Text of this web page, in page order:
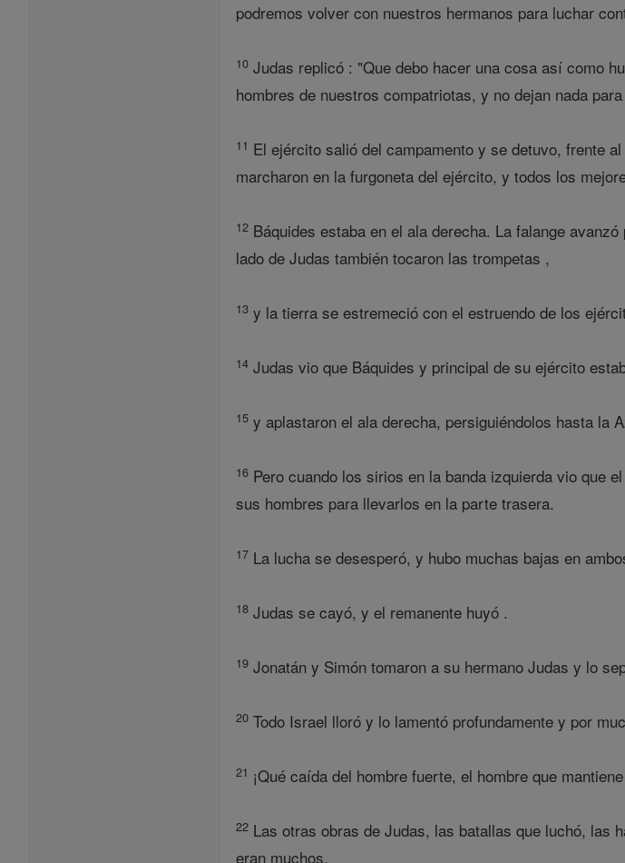
podremos volver con nuestros hermanos para luchar
10 Judas replicó : "Que debo hacer una cosa así como
hombres de nuestros compatriotas, y no dejan nada
11 El ejército salió del campamento y se detuvo, frente
marcharon en la furgoneta del ejército, y todos los
12 Báquides estaba en el ala derecha. La falange
lado de Judas también tocaron las trompetas ,
13 y la tierra se estremeció con el estruendo de los
14 Judas vio que Báquides y principal de su ejército
15 y aplastaron el ala derecha, persiguiéndolos hasta la
16 Pero cuando los sirios en la banda izquierda vio que
sus hombres para llevarlos en la parte trasera.
17 La lucha se desesperó, y hubo muchas bajas en
18 Judas se cayó, y el remanente huyó .
19 Jonatán y Simón tomaron a su hermano Judas y lo
20 Todo Israel lloró y lo lamentó profundamente y por
21 ¡Qué caída del hombre fuerte, el hombre que
22 Las otras obras de Judas, las batallas que luchó, las
eran muchos.